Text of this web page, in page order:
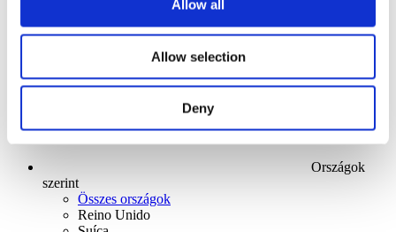
Allow all
Allow selection
Deny
Országok
szerint
Összes országok
Reino Unido